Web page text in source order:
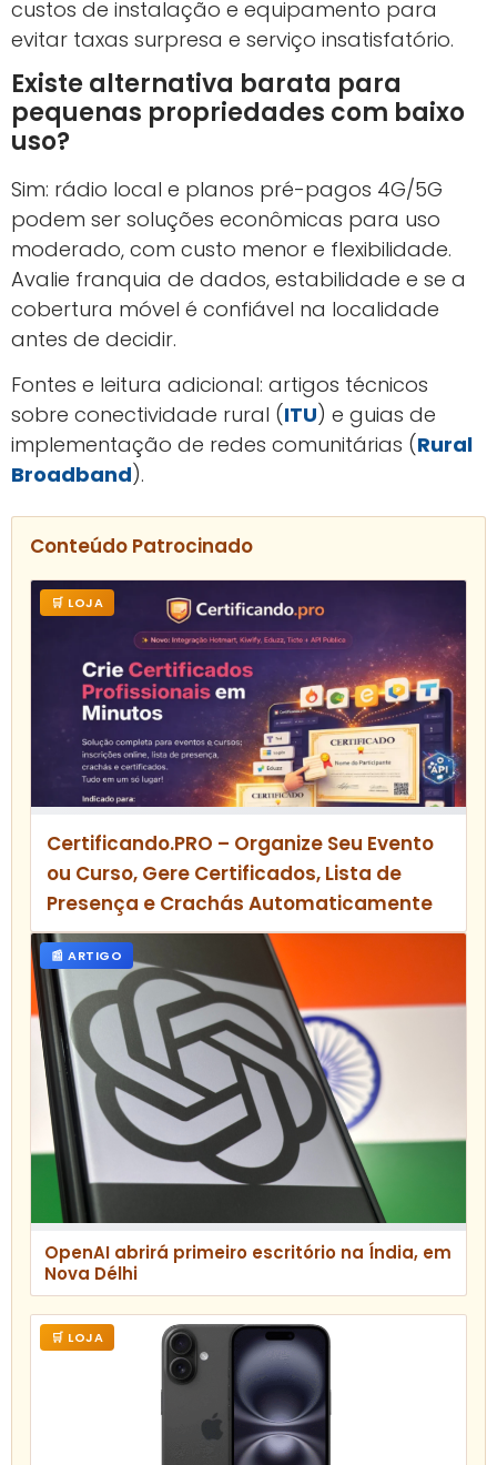
custos de instalação e equipamento para
evitar taxas surpresa e serviço insatisfatório.
Existe alternativa barata para
pequenas propriedades com baixo
uso?
Sim: rádio local e planos pré-pagos 4G/5G
podem ser soluções econômicas para uso
moderado, com custo menor e flexibilidade.
Avalie franquia de dados, estabilidade e se a
cobertura móvel é confiável na localidade
antes de decidir.
Fontes e leitura adicional: artigos técnicos
sobre conectividade rural (ITU) e guias de
implementação de redes comunitárias (Rural
Broadband).
Conteúdo Patrocinado
🛒 LOJA
Certificando.PRO – Organize Seu Evento
ou Curso, Gere Certificados, Lista de
Presença e Crachás Automaticamente
📰 ARTIGO
OpenAI abrirá primeiro escritório na Índia, em
Nova Délhi
🛒 LOJA